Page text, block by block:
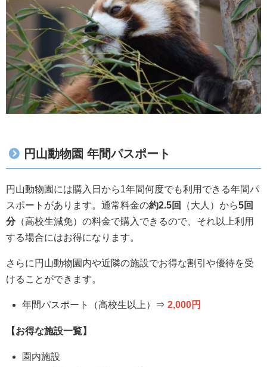
円山動物園 年間パスポート
円山動物園には購入日から1年間何度でも利用できる年間パ
スポートがあります。通常料金の約2.5回 （大人）から5回
分（高校生減免）の料金で購入できるので、それ以上利用
する場合にはお得になります。
さらに円山動物園内や近隣の施設でお得な割引や優待を受
けることができます。
年間パスポート（高校生以上）⇒2,000円
【お得な施設一覧】
園内施設